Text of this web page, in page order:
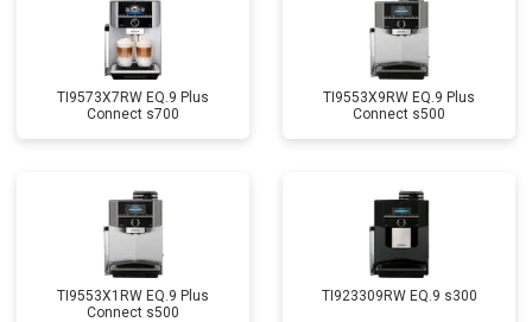
TI9573X7RW EQ.9 Plus
Connect s700
TI9553X9RW EQ.9 Plus
Connect s500
TI9553X1RW EQ.9 Plus
Connect s500
TI923309RW EQ.9 s300